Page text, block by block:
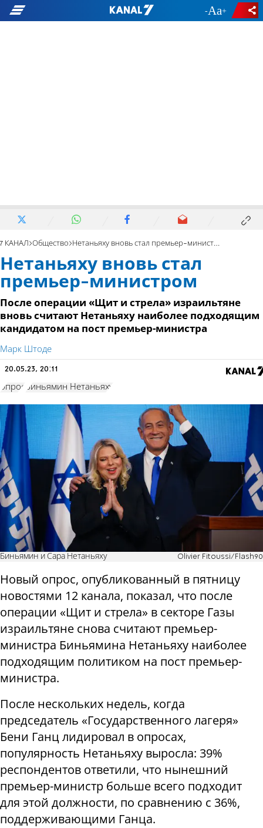
- +
7 КАНАЛ Общество Нетаньяху вновь стал премьер-министром
Нетаньяху вновь стал
премьер-министром
После операции «Щит и стрела» израильтяне
вновь считают Нетаньяху наиболее подходящим
кандидатом на пост премьер-министра
Марк Штоде
20.05.23, 20:11
опрос Биньямин Нетаньяху
Биньямин и Сара Нетаньяху Olivier Fitoussi/Flash90
Новый опрос, опубликованный в пятницу
новостями 12 канала, показал, что после
операции «Щит и стрела» в секторе Газы
израильтяне снова считают премьер-
министра Биньямина Нетаньяху наиболее
подходящим политиком на пост премьер-
министра.
После нескольких недель, когда
председатель «Государственного лагеря»
Бени Ганц лидировал в опросах,
популярность Нетаньяху выросла: 39%
респондентов ответили, что нынешний
премьер-министр больше всего подходит
для этой должности, по сравнению с 36%,
поддерживающими Ганца.